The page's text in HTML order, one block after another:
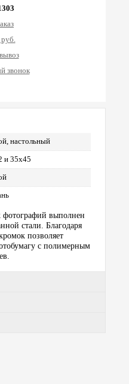
звонок
настольный
и 35х45
выполнен
стали. Благодаря
позволяет
с полимерным